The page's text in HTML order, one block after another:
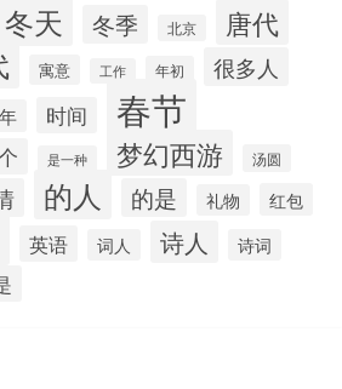
冬天 冬季 北京 唐代
寓意 工作 年初 很多人
时间 春节
是一种 梦幻西游 汤圆
的人 的是 礼物 红包
英语 词人 诗人 诗词